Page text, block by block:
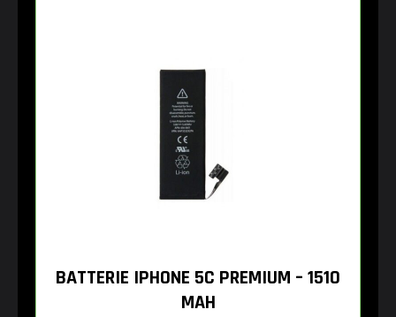
BATTERIE IPHONE 5C PREMIUM – 1510
MAH